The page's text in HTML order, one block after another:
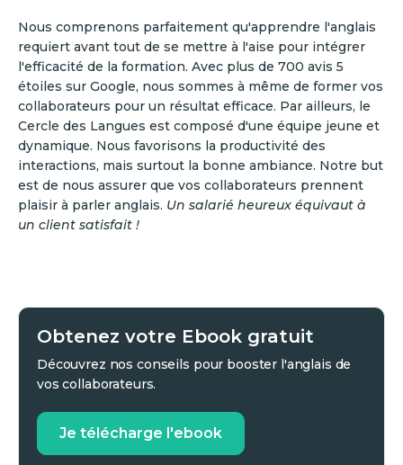
Nous comprenons parfaitement qu'apprendre l'anglais
requiert avant tout de se mettre à l'aise pour intégrer
l'efficacité de la formation. Avec plus de 700 avis 5
étoiles sur Google, nous sommes à même de former vos
collaborateurs pour un résultat efficace. Par ailleurs, le
Cercle des Langues est composé d'une équipe jeune et
dynamique. Nous favorisons la productivité des
interactions, mais surtout la bonne ambiance. Notre but
est de nous assurer que vos collaborateurs prennent
plaisir à parler anglais. Un salarié heureux équivaut à
un client satisfait !
Obtenez votre Ebook gratuit
Découvrez nos conseils pour booster l'anglais de
vos collaborateurs.
Je télécharge l'ebook